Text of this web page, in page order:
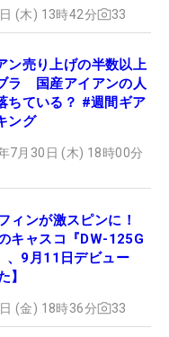
(木) 13時42分 33
ン売り上げの半数以上
ラ 国産アイアンの人
ちている？ #週間ギア
ング
7月30日 (木) 18時00分
ィンが激スピンに！
キャスコ『DW-125G
、9月11日デビュー
】
(金) 18時36分 33